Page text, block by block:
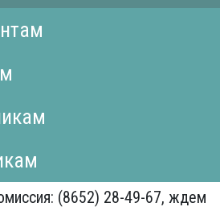
(8652) 28-49-67, ждем Вас!